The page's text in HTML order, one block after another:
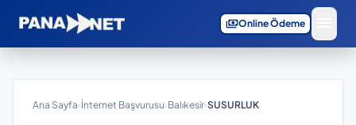
paymentsOnline Ödeme
Ana Sayfa›İnternet Başvurusu›Balıkesir›SUSURLUK